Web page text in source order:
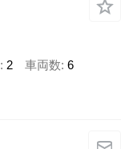
2 車両数 6